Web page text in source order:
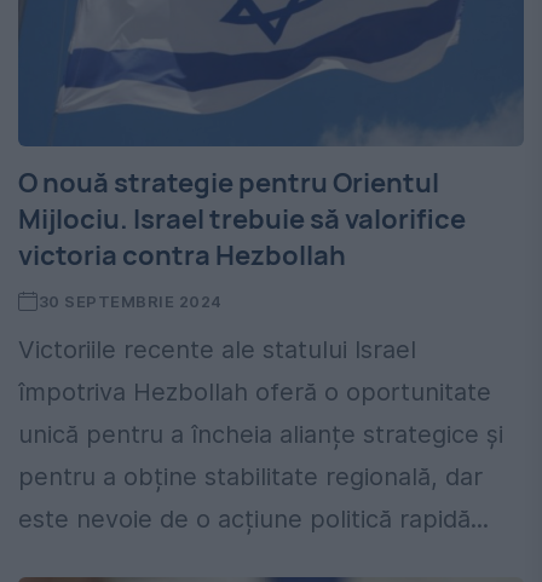
O nouă strategie pentru Orientul
Mijlociu. Israel trebuie să valorifice
victoria contra Hezbollah
30 SEPTEMBRIE 2024
Victoriile recente ale statului Israel
împotriva Hezbollah oferă o oportunitate
unică pentru a încheia alianțe strategice și
pentru a obține stabilitate regională, dar
este nevoie de o acțiune politică rapidă...